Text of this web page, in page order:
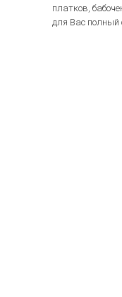
платков,
для Вас полный